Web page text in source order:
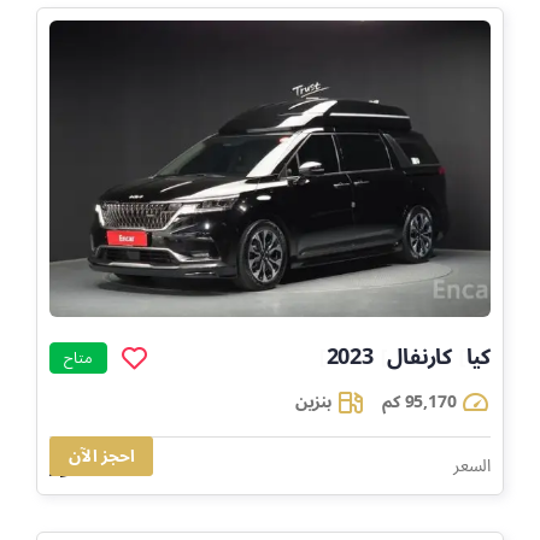
كيا كارنفال]
2023 متاح
95,170 كم
بنزين
السعر
109,797
احجز الآن